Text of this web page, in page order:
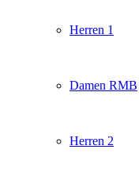
Herren 1
Damen RMB
Herren 2